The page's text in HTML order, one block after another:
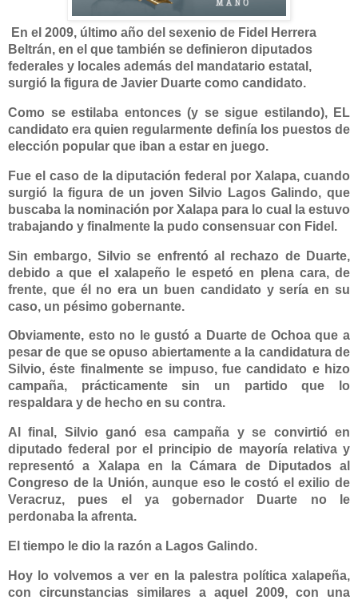
En el 2009, último año del sexenio de Fidel Herrera
Beltrán, en el que también se definieron diputados
federales y locales además del mandatario estatal,
surgió la figura de Javier Duarte como candidato.
Como se estilaba entonces (y se sigue estilando), EL
candidato era quien regularmente definía los puestos de
elección popular que iban a estar en juego.
Fue el caso de la diputación federal por Xalapa, cuando
surgió la figura de un jovenSilvio Lagos Galindo, que
buscaba la nominación por Xalapa para lo cual la estuvo
trabajando y finalmente la pudo consensuar con Fidel.
Sin embargo, Silvio se enfrentó al rechazo de Duarte,
debido a que el xalapeño le espetó en plena cara, de
frente, que él no era un buen candidato y sería en su
caso, un pésimo gobernante.
Obviamente, esto no le gustó a Duarte de Ochoaque a
pesar de que se opuso abiertamente a la candidatura de
Silvio, éste finalmente se impuso, fue candidato e hizo
campaña, prácticamente sin un partido que lo
respaldara y de hecho en su contra.
Al final, Silvio ganó esa campaña y se convirtió en
diputado federal por el principio de mayoría relativa y
representó a Xalapa en la Cámara de Diputados al
Congreso de la Unión, aunque eso le costó el exilio de
Veracruz, pues el ya gobernador Duarte no le
perdonaba la afrenta.
El tiempo le dio la razón a Lagos Galindo.
Hoy lo volvemos a ver en la palestra política xalapeña,
con circunstancias similares a aquel 2009, con una